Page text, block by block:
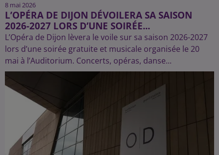
8 mai 2026
L’OPÉRA DE DIJON DÉVOILERA SA SAISON
2026-2027 LORS D’UNE SOIRÉE...
L’Opéra de Dijon lèvera le voile sur sa saison 2026-2027
lors d’une soirée gratuite et musicale organisée le 20
mai à l’Auditorium. Concerts, opéras, danse...